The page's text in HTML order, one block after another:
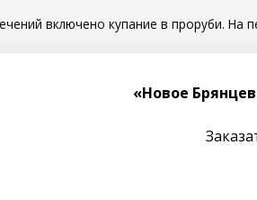
включено купание в проруби. На
«Новое